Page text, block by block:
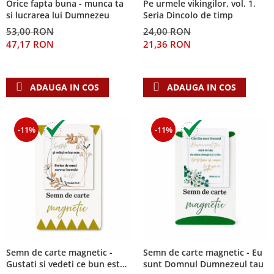
Despre afaceri
Dezvoltare personala
Leadership
Mediu
Orice fapta buna - munca ta
si lucrarea lui Dumnezeu
53,00 RON
47,17 RON
ADAUGA IN COS
Pe urmele vikingilor, vol. 1.
Seria Dincolo de timp
24,00 RON
21,36 RON
ADAUGA IN COS
-11%
Semn de carte magnetic -
Gustati si vedeti ce bun este
-11%
Semn de carte magnetic - Eu
sunt Domnul Dumnezeul tau